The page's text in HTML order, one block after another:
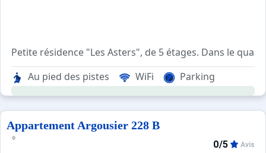
Petite résidence "Les Asters", de 5 étages. Dans le
Au pied des pistes
WiFi Parking
Appartement Argousier 228 B
0/5 Avis